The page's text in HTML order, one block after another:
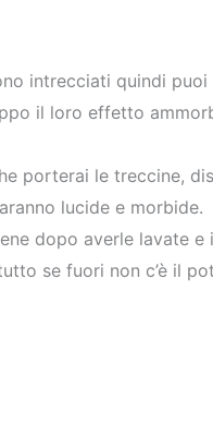
intrecciati quindi
il loro effetto
porterai le treccine,
lucide e morbide.
dopo averle lavate
se fuori non c’è il